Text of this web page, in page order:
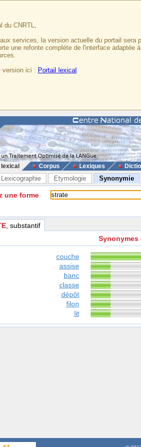
du CNRTL,
services, la version actuelle du portail sera
une refonte complète de l'interface
version ici : Portail lexical
Corpus Lexiques
Lexicographie Etymologie Synonymie
une forme
, substantif
couche
assise
banc
classe
dépôt
filon
lit